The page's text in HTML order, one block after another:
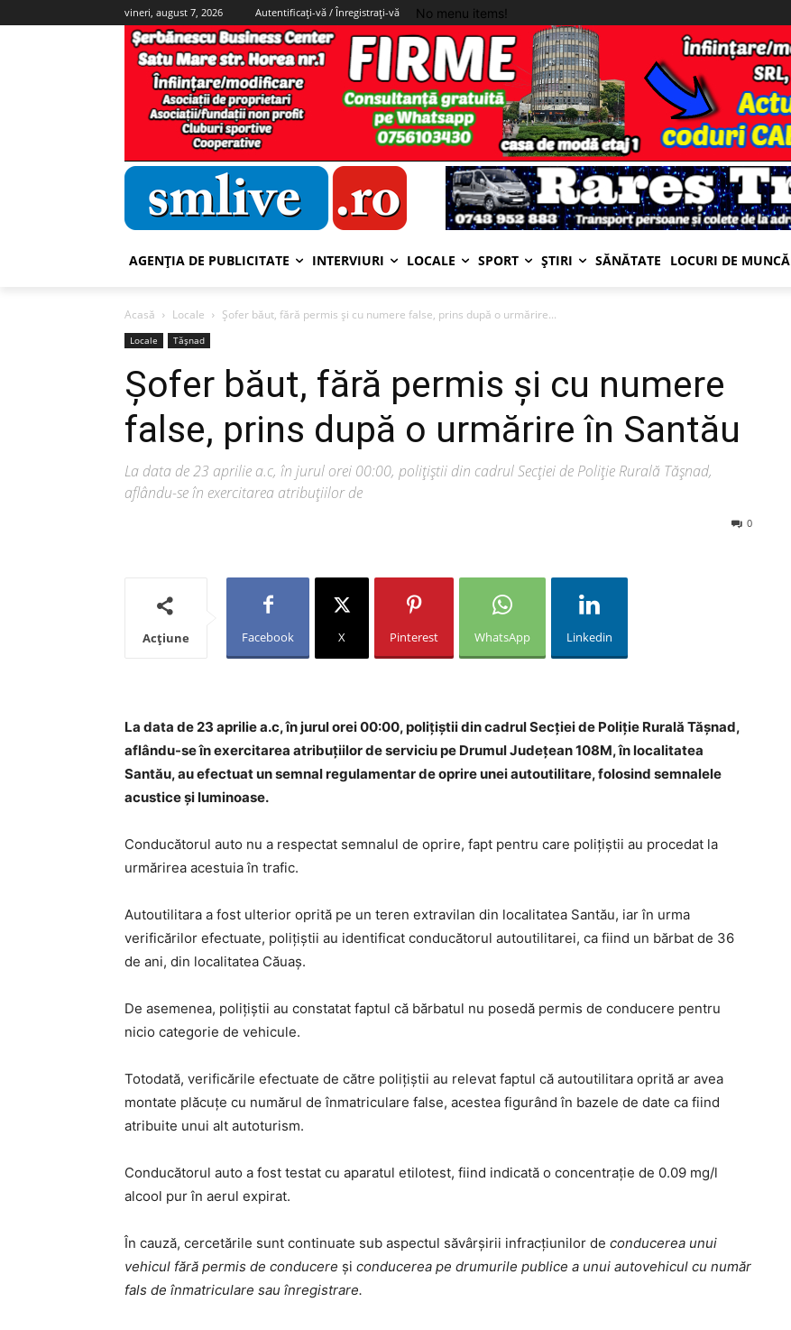
vineri, august 7, 2026 Autentificați-vă / Înregistrați-vă No menu items!
AGENȚIA DE PUBLICITATE INTERVIURI LOCALE SPORT ȘTIRI SĂNĂTATE LOCURI DE MUNCĂ
Acasă Locale Șofer băut, fără permis și cu numere false, prins după o urmărire...
Locale Tășnad
Șofer băut, fără permis și cu numere
false, prins după o urmărire în Santău
La data de 23 aprilie a.c, în jurul orei 00:00, polițiștii din cadrul Secției de Poliție Rurală Tășnad,
aflându-se în exercitarea atribuțiilor de
0
Acțiune Facebook X Pinterest WhatsApp Linkedin
La data de 23 aprilie a.c, în jurul orei 00:00, polițiștii din cadrul Secției de Poliție Rurală Tășnad,
aflându-se în exercitarea atribuțiilor de serviciu pe Drumul Județean 108M, în localitatea
Santău, au efectuat un semnal regulamentar de oprire unei autoutilitare, folosind semnalele
acustice și luminoase.
Conducătorul auto nu a respectat semnalul de oprire, fapt pentru care polițiștii au procedat la
urmărirea acestuia în trafic.
Autoutilitara a fost ulterior oprită pe un teren extravilan din localitatea Santău, iar în urma
verificărilor efectuate, polițiștii au identificat conducătorul autoutilitarei, ca fiind un bărbat de 36
de ani, din localitatea Căuaș.
De asemenea, polițiștii au constatat faptul că bărbatul nu posedă permis de conducere pentru
nicio categorie de vehicule.
Totodată, verificările efectuate de către polițiștii au relevat faptul că autoutilitara oprită ar avea
montate plăcuțe cu numărul de înmatriculare false, acestea figurând în bazele de date ca fiind
atribuite unui alt autoturism.
Conducătorul auto a fost testat cu aparatul etilotest, fiind indicată o concentrație de 0.09 mg/l
alcool pur în aerul expirat.
În cauză, cercetările sunt continuate sub aspectul săvârșirii infracțiunilor de conducerea unui
vehicul fără permis de conducere și conducerea pe drumurile publice a unui autovehicul cu număr
fals de înmatriculare sau înregistrare.